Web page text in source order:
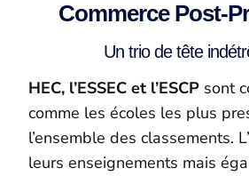
Commerce Post-
Un trio de tête
HEC, l’ESSEC et l’ESCP sont
comme les écoles les plus
l’ensemble des classements.
leurs enseignements mais